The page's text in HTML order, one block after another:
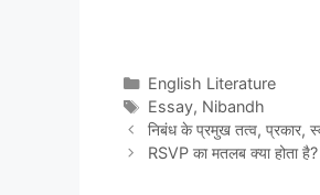
Categories
English Literature
Tags
Essay, Nibandh
निबंध के प्रमुख तत्व, प्रकार,
RSVP का मतलब क्या होता